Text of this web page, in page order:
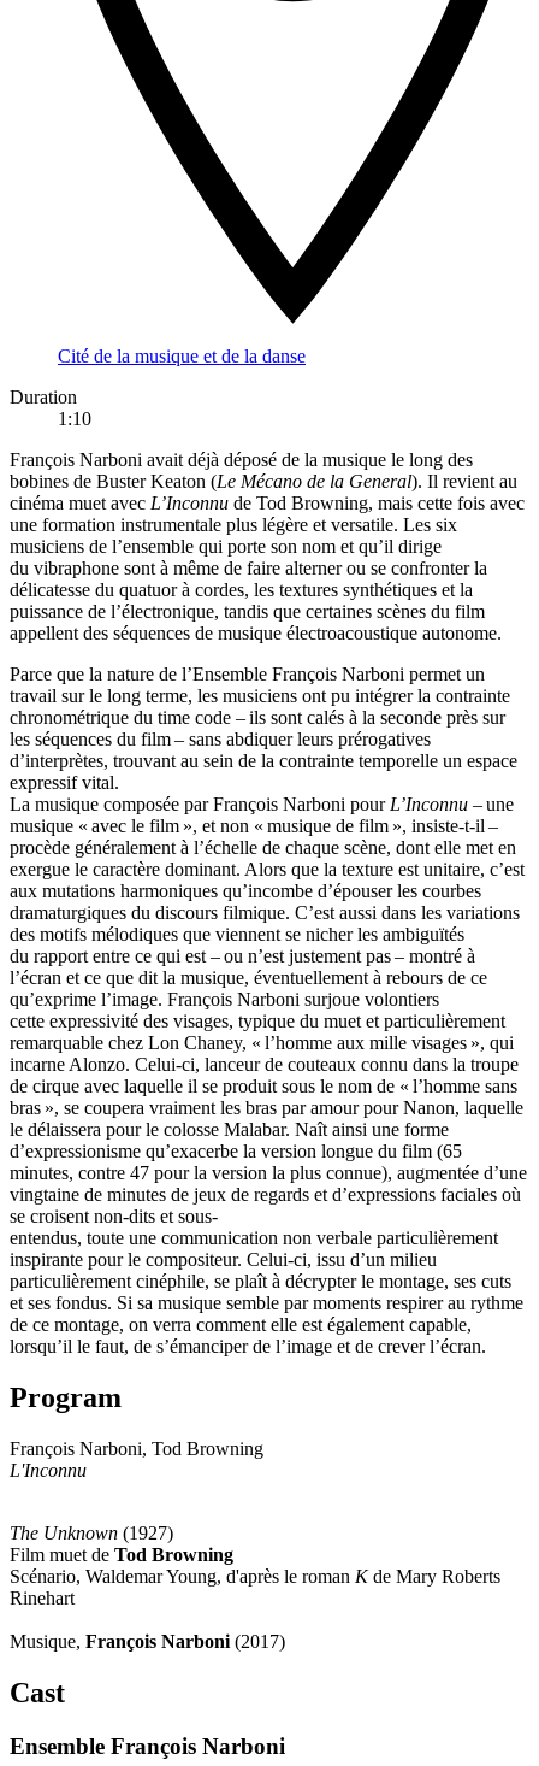
Cité de la musique et de la danse
Duration
1:10
François Narboni avait déjà déposé de la musique le long des
bobines de Buster Keaton (Le Mécano de la General). Il revient au
cinéma muet avec L’Inconnu de Tod Browning, mais cette fois avec
une formation instrumentale plus légère et versatile. Les six
musiciens de l’ensemble qui porte son nom et qu’il dirige
du vibraphone sont à même de faire alterner ou se confronter la
délicatesse du quatuor à cordes, les textures synthétiques et la
puissance de l’électronique, tandis que certaines scènes du film
appellent des séquences de musique électroacoustique autonome.
Parce que la nature de l’Ensemble François Narboni permet un
travail sur le long terme, les musiciens ont pu intégrer la contrainte
chronométrique du time code – ils sont calés à la seconde près sur
les séquences du film – sans abdiquer leurs prérogatives
d’interprètes, trouvant au sein de la contrainte temporelle un espace
expressif vital.
La musique composée par François Narboni pourL’Inconnu – une
musique « avec le film », et non « musique de film », insiste-t-il –
procède généralement à l’échelle de chaque scène, dont elle met en
exergue le caractère dominant. Alors que la texture est unitaire, c’est
aux mutations harmoniques qu’incombe d’épouser les courbes
dramaturgiques du discours filmique. C’est aussi dans les variations
des motifs mélodiques que viennent se nicher les ambiguïtés
du rapport entre ce qui est – ou n’est justement pas – montré à
l’écran et ce que dit la musique, éventuellement à rebours de ce
qu’exprime l’image. François Narboni surjoue volontiers
cette expressivité des visages, typique du muet et particulièrement
remarquable chez Lon Chaney, « l’homme aux mille visages », qui
incarne Alonzo. Celui-ci, lanceur de couteaux connu dans la troupe
de cirque avec laquelle il se produit sous le nom de « l’homme sans
bras », se coupera vraiment les bras par amour pour Nanon, laquelle
le délaissera pour le colosse Malabar. Naît ainsi une forme
d’expressionisme qu’exacerbe la version longue du film (65
minutes, contre 47 pour la version la plus connue), augmentée d’une
vingtaine de minutes de jeux de regards et d’expressions faciales où
se croisent non-dits et sous-
entendus, toute une communication non verbale particulièrement
inspirante pour le compositeur. Celui-ci, issu d’un milieu
particulièrement cinéphile, se plaît à décrypter le montage, ses cuts
et ses fondus. Si sa musique semble par moments respirer au rythme
de ce montage, on verra comment elle est également capable,
lorsqu’il le faut, de s’émanciper de l’image et de crever l’écran.
Program
François Narboni, Tod Browning
L'Inconnu
The Unknown (1927)
Film muet de Tod Browning
Scénario, Waldemar Young, d'après le roman Kde Mary Roberts
Rinehart
Musique, François Narboni (2017)
Cast
Ensemble François Narboni